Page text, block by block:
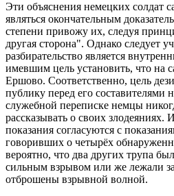
Эти объяснения немецких солдат
являться окончательным
степени привожу их, следуя
другая сторона". Однако следует
разбирательство является
имевшим цель установить, что на
Ершово. Соответственно, цель
публику перед его составителями
служебной переписке немцы
рассказывать о своих злодеяниях.
показания согласуются с
говоривших о четырёх
вероятно, что два других трупа
сильным взрывом или же лежали
отброшены взрывной волной.